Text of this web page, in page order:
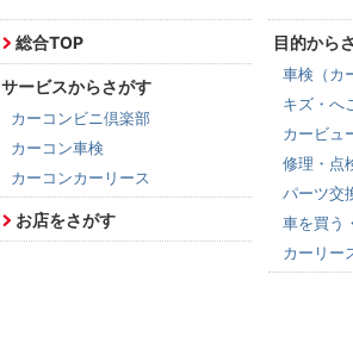
総合TOP
サービスからさがす
カーコンビニ倶楽部
カーコン車検
カーコンカーリース
お店をさがす
目的から
車検（カ
キズ・へ
カービュ
修理・点
パーツ交
車を買う
カーリー